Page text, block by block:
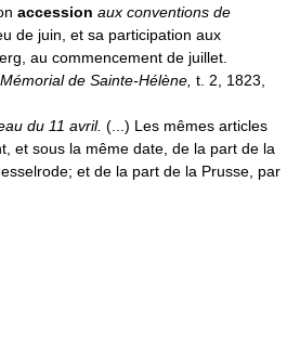
accession aux conventions de
de juin, et sa participation aux
au commencement de juillet.
de Sainte-Hélène, t. 2, 1823,
du 11 avril. (...) Les mêmes articles
et sous la même date, de la part de la
et de la part de la Prusse, par